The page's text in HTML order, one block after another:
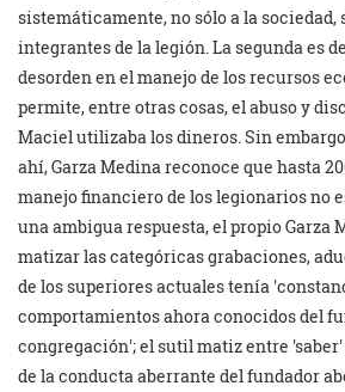
sistemáticamente, no sólo a la sociedad,
integrantes de la legión. La segunda es
desorden en el manejo de los recursos
permite, entre otras cosas, el abuso y
Maciel utilizaba los dineros. Sin
ahí, Garza Medina reconoce que hasta
manejo financiero de los legionarios no
una ambigua respuesta, el propio Garza
matizar las categóricas grabaciones,
de los superiores actuales tenía
comportamientos ahora conocidos del
congregación ; el sutil matiz entre saber
de la conducta aberrante del fundador